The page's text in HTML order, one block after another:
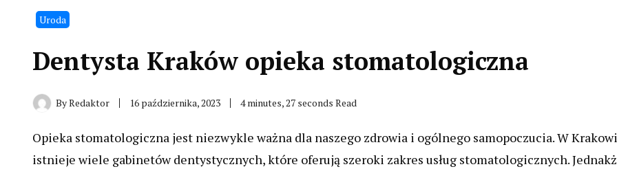
Uroda
Dentysta Kraków opieka stomatologiczna
ByRedaktor 16 października, 2023 4 minutes, 27 seconds Read
Opieka stomatologiczna jest niezwykle ważna dla naszego zdrowia i ogólnego samopoczucia. W
istnieje wiele gabinetów dentystycznych, które oferują szeroki zakres usług stomatologicznych.